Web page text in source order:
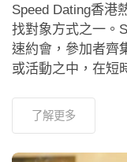
Speed Dating香港
找對象方式之一。
速約會，參加者齊
或活動之中，在短
了解更多